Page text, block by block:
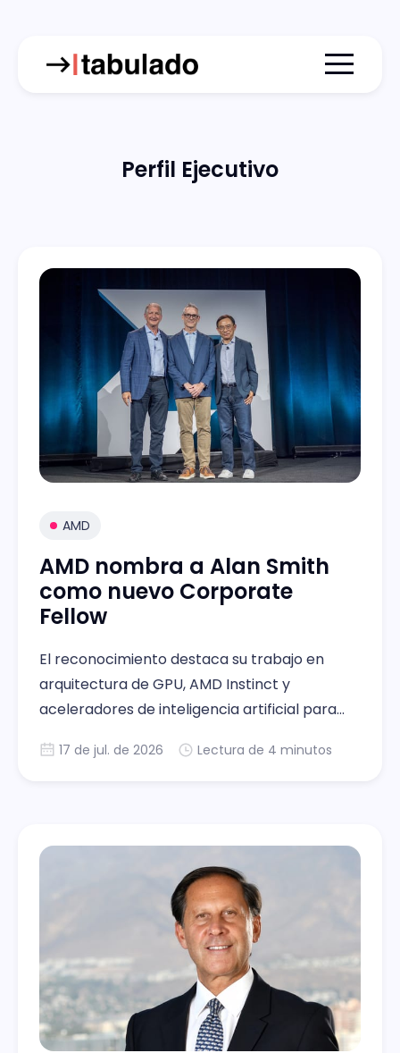
Menu
Perfil Ejecutivo
AMD
AMD nombra a Alan Smith
como nuevo Corporate
Fellow
El reconocimiento destaca su trabajo en
arquitectura de GPU, AMD Instinct y
aceleradores de inteligencia artificial para
17 de jul. de 2026 Lectura de 4 minutos